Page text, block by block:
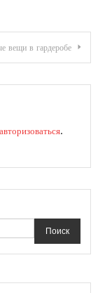
вещи в гардеробе
авторизоваться.
Поиск